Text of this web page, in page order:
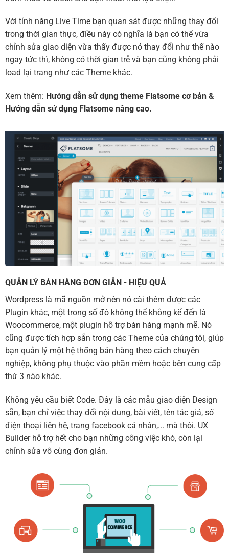
Với tính năng Live Time bạn quan sát được những thay đổi
trong thời gian thực, điều này có nghĩa là bạn có thể vừa
chỉnh sửa giao diện vừa thấy được nó thay đổi như thế nào
ngay tức thì, không có thời gian trễ và bạn cũng không phải
load lại trang như các Theme khác.
Xem thêm: Hướng dẫn sử dụng theme Flatsome cơ bản &
Hướng dẫn sử dụng Flatsome nâng cao.
QUẢN LÝ BÁN HÀNG ĐƠN GIẢN - HIỆU QUẢ
Wordpress là mã nguồn mở nên nó cài thêm được các
Plugin khác, một trong số đó không thể không kể đến là
Woocommerce, một plugin hỗ trợ bán hàng mạnh mẽ. Nó
cũng được tích hợp sẵn trong các Theme của chúng tôi, giúp
bạn quản lý một hệ thống bán hàng theo cách chuyên
nghiệp, không phụ thuộc vào phần mềm hoặc bên cung cấp
thứ 3 nào khác.
Không yêu cầu biết Code. Đây là các mẫu giao diện Design
sẵn, bạn chỉ việc thay đổi nội dung, bài viết, tên tác giả, số
điện thoại liên hệ, trang facebook cá nhân,... mà thôi. UX
Builder hỗ trợ hết cho bạn những công việc khó, còn lại
chỉnh sửa vô cùng đơn giản.